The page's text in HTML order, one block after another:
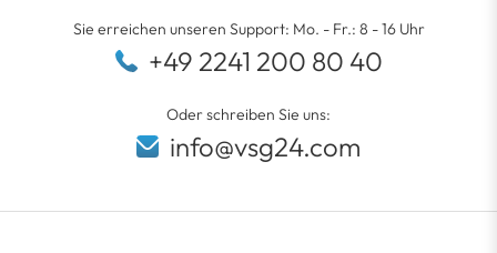
Sie erreichen unseren Support: Mo. - Fr.: 8 - 16 Uhr
+49 2241 200 80 40
Oder schreiben Sie uns:
info@vsg24.com